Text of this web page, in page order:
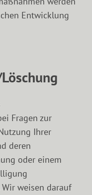
Entwicklung
Fragen zur
Ihrer
deren
oder einem
weisen darauf